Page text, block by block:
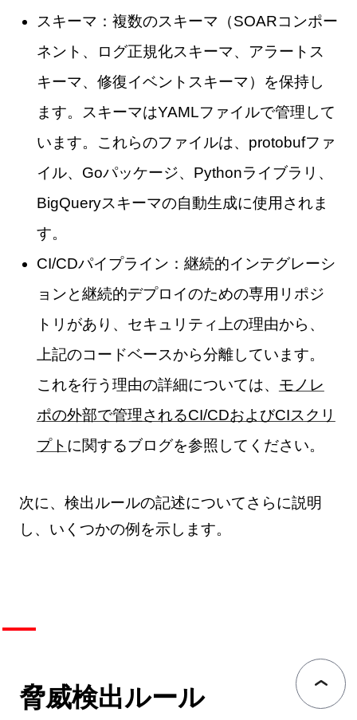
スキーマ：複数のスキーマ（SOARコンポー
ネント、ログ正規化スキーマ、アラートス
キーマ、修復イベントスキーマ）を保持し
ます。スキーマはYAMLファイルで管理して
います。これらのファイルは、protobufファ
イル、Goパッケージ、Pythonライブラリ、
BigQueryスキーマの自動生成に使用されま
す。
CI/CDパイプライン：継続的インテグレーシ
ョンと継続的デプロイのための専用リポジ
トリがあり、セキュリティ上の理由から、
上記のコードベースから分離しています。
これを行う理由の詳細については、 モノレ
ポの外部で管理されるCI/CDおよびCIスクリ
プト に関するブログを参照してください。
次に、検出ルールの記述についてさらに説明
し、いくつかの例を示します。
脅威検出ルール